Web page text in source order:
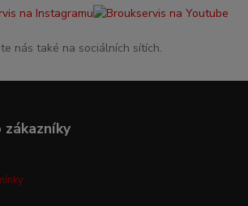
nás také na sociálních sítích.